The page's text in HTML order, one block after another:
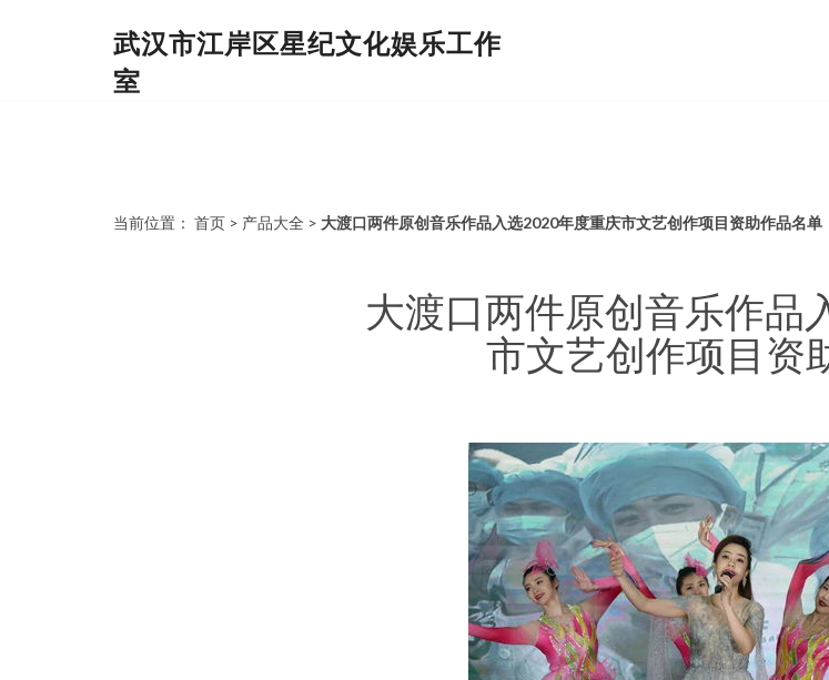
武汉市江岸区星纪文化娱乐工作
室
当前位置： 首页 > 产品大全 > 大渡口两件原创音乐作品入选2020年度重庆市文艺创作项目资助作品名单
大渡口两件原创音乐作品
市文艺创作项目资